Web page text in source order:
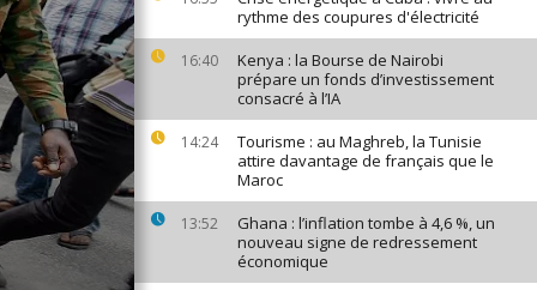
rythme des coupures d'électricité
16:40
Kenya : la Bourse de Nairobi
prépare un fonds d’investissement
consacré à l’IA
14:24
Tourisme : au Maghreb, la Tunisie
attire davantage de français que le
Maroc
13:52
Ghana : l’inflation tombe à 4,6 %, un
nouveau signe de redressement
économique